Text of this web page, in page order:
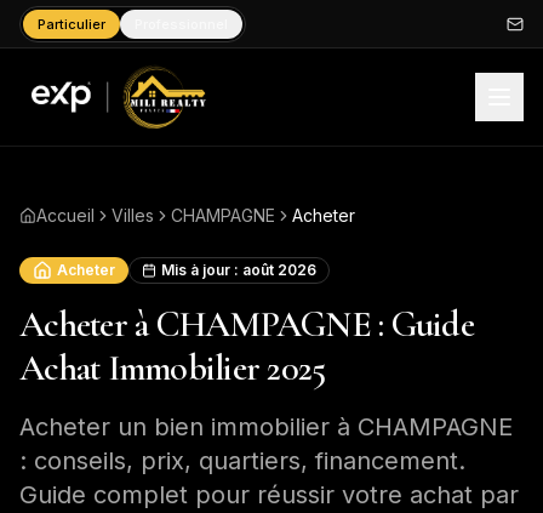
Particulier
Accueil Villes CHAMPAGNE Acheter
Acheter Mis à jour : août 2026
Acheter à CHAMPAGNE : Guide
Achat Immobilier 2025
Acheter un bien immobilier à CHAMPAGNE
: conseils, prix, quartiers, financement.
Guide complet pour réussir votre achat par